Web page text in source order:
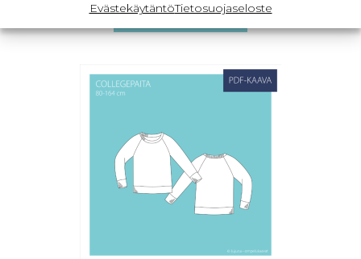
EvästekäytäntöTietosuojaseloste
Lisää ostoskoriin